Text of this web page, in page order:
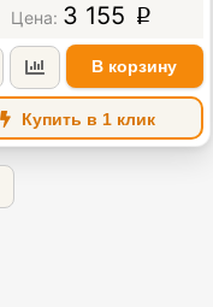
3 155 p
В корзину
Купить в 1 клик